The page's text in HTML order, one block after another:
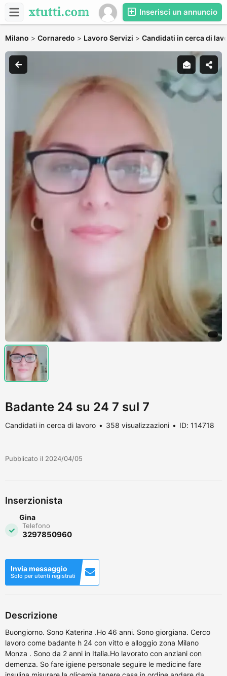
Inserisci un annuncio
Milano > Cornaredo > Lavoro Servizi > Candidati in cerca di
Badante 24 su 24 7 sul 7
Candidati in cerca di lavoro 358 visualizzazioni ID: 114718
Pubblicato il 2024/04/05
Inserzionista
Gina
Telefono
3297850960
Invia messaggio
Solo per utenti registrati
Descrizione
Buongiorno. Sono Katerina .Ho 46 anni. Sono giorgiana. Cerco
lavoro come badante h 24 con vitto e alloggio zona Milano
Monza . Sono da 2 anni in Italia.Ho lavorato con anziani con
demenza. So fare igiene personale seguire le medicine fare